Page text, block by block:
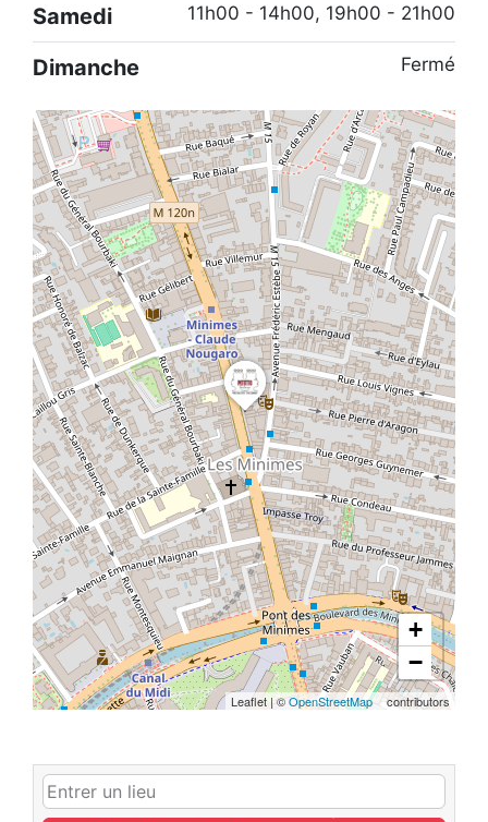
Samedi 11h00 - 14h00, 19h00 - 21h00
Dimanche Fermé
+
−
Leaflet |©OpenStreetMap contributors